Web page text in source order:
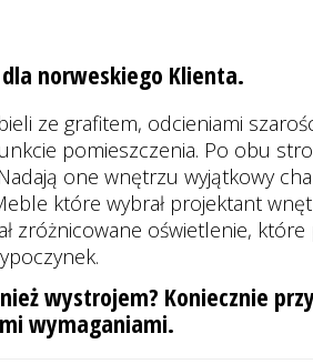
norweskiego Klienta.
ze grafitem, odcieniami
pomieszczenia. Po obu
one wnętrzu wyjątkowy
które wybrał projektant
zróżnicowane oświetlenie, które
wystrojem? Koniecznie
wymaganiami.